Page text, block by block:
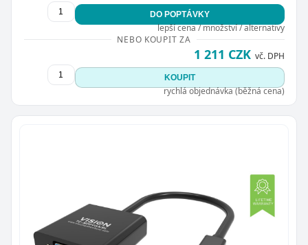
DO POPTÁVKY
lepší cena / množství / alternativy
NEBO KOUPIT ZA
1 211 CZK vč. DPH
KOUPIT
rychlá objednávka (běžná cena)